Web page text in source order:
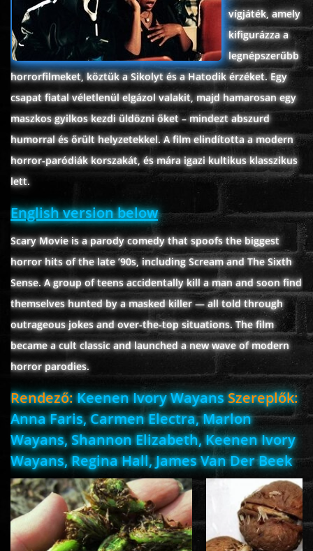
KARÁCSONYI FILMEK
PC-GAME
www.onlinefilmvilag2.eu,Copyright © 2017-2026 Az oldal nem tárol
semmilyen jogsértő tartalmat. Minden adat külső forrásból származik |
Frissítve: 2026.07.27|Fel ↑
vígjáték, amely
kifigurázza a
legnépszerűbb
horrorfilmeket, köztük a Sikolyt és a Hatodik érzéket. Egy
csapat fiatal véletlenül elgázol valakit, majd hamarosan egy
maszkos gyilkos kezdi üldözni őket – mindezt abszurd
humorral és őrült helyzetekkel. A film elindította a modern
horror-paródiák korszakát, és mára igazi kultikus klasszikus
lett.
English version below
Scary Movie is a parody comedy that spoofs the biggest
horror hits of the late ’90s, including Scream and The Sixth
Sense. A group of teens accidentally kill a man and soon find
themselves hunted by a masked killer — all told through
outrageous jokes and over-the-top situations. The film
became a cult classic and launched a new wave of modern
horror parodies.
Rendező:Keenen Ivory WayansSzereplők:
Anna Faris, Carmen Electra, Marlon
Wayans, Shannon Elizabeth, Keenen Ivory
Wayans, Regina Hall, James Van Der Beek